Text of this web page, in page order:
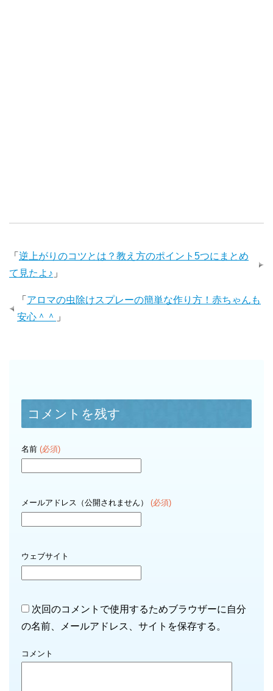
「 逆上がりのコツとは？教え方のポイント5つにまとめ
て見たよ♪ 」
「 アロマの虫除けスプレーの簡単な作り方！赤ちゃんも
安心＾＾ 」
コメントを残す
名前 (必須)
メールアドレス（公開されません） (必須)
ウェブサイト
次回のコメントで使用するためブラウザーに自分
の名前、メールアドレス、サイトを保存する。
コメント